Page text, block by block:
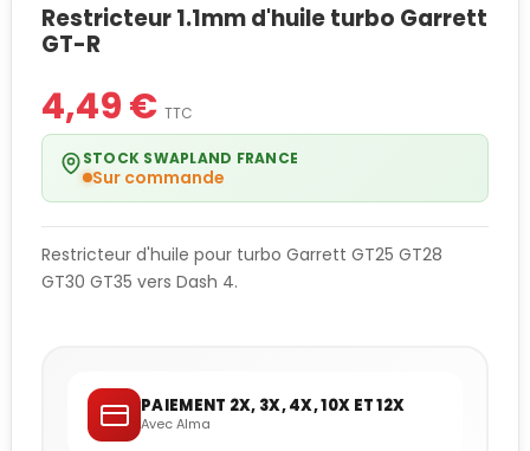
Restricteur 1.1mm d'huile turbo Garrett
GT-R
4,49 € TTC
STOCK SWAPLAND FRANCE
Sur commande
Restricteur d'huile pour turbo Garrett GT25 GT28
GT30 GT35 vers Dash 4.
PAIEMENT 2X, 3X, 4X, 10X ET 12X
Avec Alma